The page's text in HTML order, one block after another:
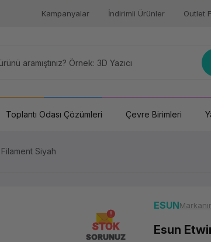
Kampanyalar İndirimli Ürünler Outlet
Toplantı Odası Çözümleri Çevre Birimleri
Siyah
STOK
SORUNUZ
ESUN
Esun